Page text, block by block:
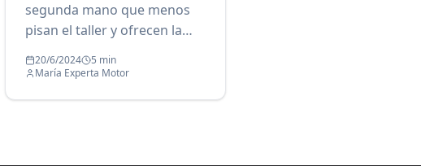
segunda mano que menos
pisan el taller y ofrecen la
en el mercado actual.
20/6/2024
5 min
María Experta Motor